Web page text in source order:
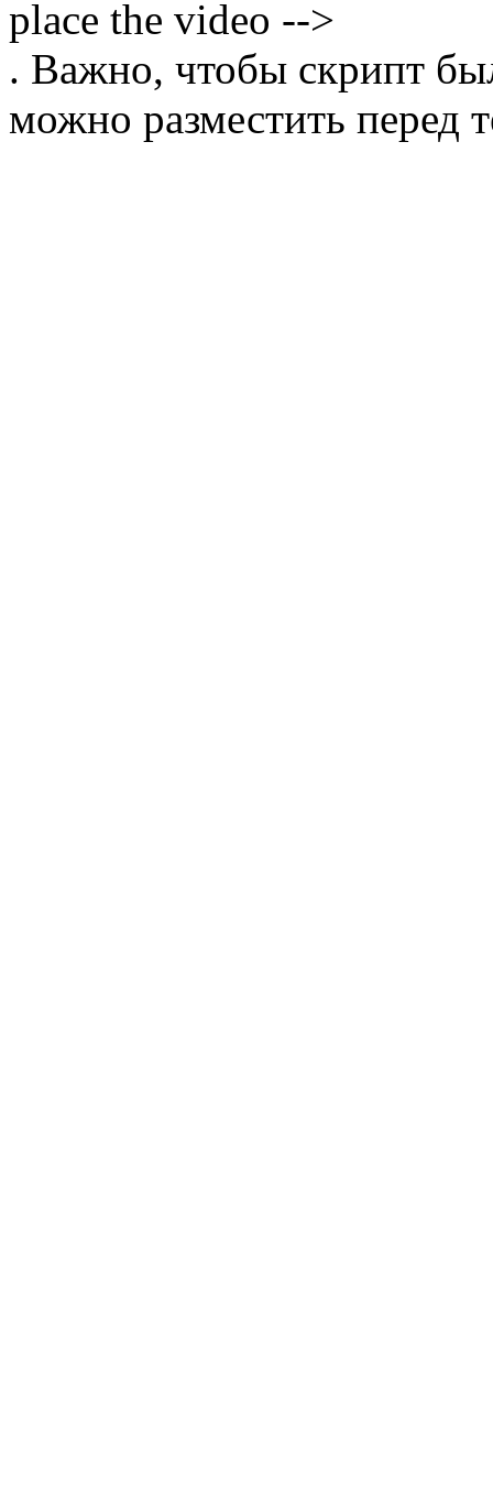
place the video -->
. Важно, чтобы скрипт
можно разместить перед